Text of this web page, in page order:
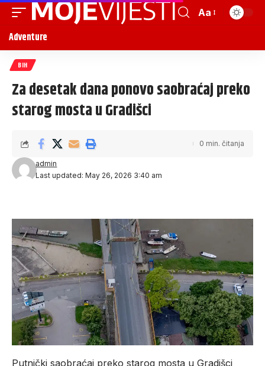
Aa
Adventure
BIH
Za desetak dana ponovo saobraćaj preko
starog mosta u Gradišci
Last updated: May 26, 2026 3:40 am
admin
0 min. čitanja
Putnički saobraćaj preko starog mosta u Gradišci